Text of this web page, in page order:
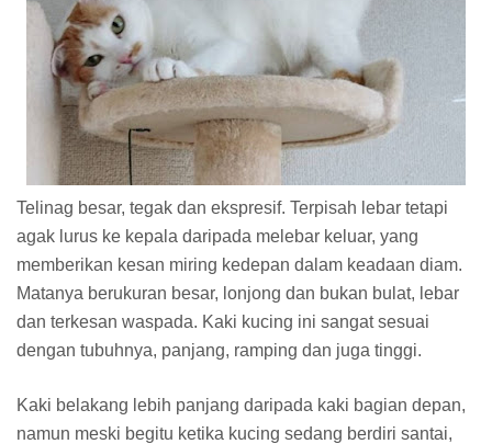
Telinag besar, tegak dan ekspresif. Terpisah lebar tetapi
agak lurus ke kepala daripada melebar keluar, yang
memberikan kesan miring kedepan dalam keadaan diam.
Matanya berukuran besar, lonjong dan bukan bulat, lebar
dan terkesan waspada. Kaki kucing ini sangat sesuai
dengan tubuhnya, panjang, ramping dan juga tinggi.
Kaki belakang lebih panjang daripada kaki bagian depan,
namun meski begitu ketika kucing sedang berdiri santai,